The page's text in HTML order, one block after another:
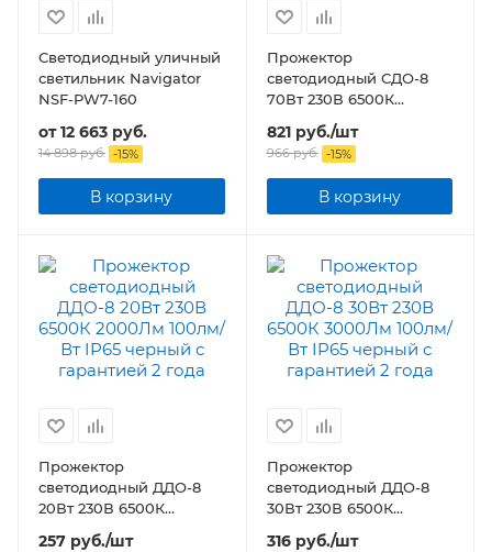
Светодиодный уличный
светильник Navigator
NSF-PW7-160
от12 663 руб.
14 898 руб. -15%
В корзину
Прожектор
светодиодный СДО-8
70Вт 230В 6500К
6650Лм IP65
821руб./шт
966руб. -15%
В корзину
Прожектор
светодиодный ДДО-8
20Вт 230В 6500К
2000Лм 100лм/Вт IP65
257 руб./шт
Прожектор
светодиодный ДДО-8
30Вт 230В 6500К
3000Лм 100лм/Вт IP65
316руб./шт